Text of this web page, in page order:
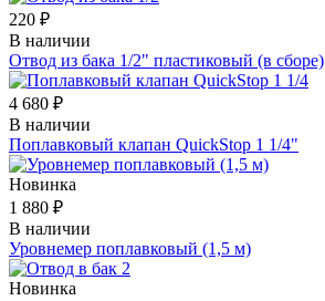
220 ₽
В наличии
Отвод из бака 1/2" пластиковый (в сборе)
4 680 ₽
В наличии
Поплавковый клапан QuickStop 1 1/4"
Новинка
1 880 ₽
В наличии
Уровнемер поплавковый (1,5 м)
Новинка